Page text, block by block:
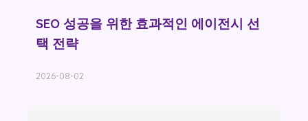
SEO 성공을 위한 효과적인 에이전시 선
택 전략
2026-08-02